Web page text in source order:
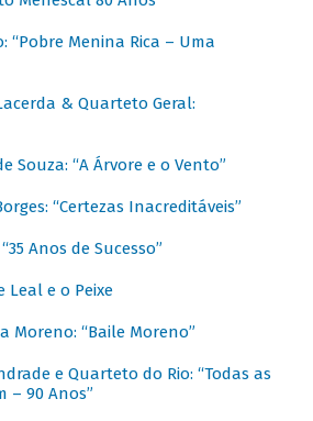
“Pobre Menina Rica – Uma
& Quarteto Geral:
Souza: “A Árvore e o Vento”
“Certezas Inacreditáveis”
Anos de Sucesso”
Leal e o Peixe
Moreno: “Baile Moreno”
e Quarteto do Rio: “Todas as
– 90 Anos”